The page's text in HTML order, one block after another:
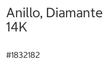
Anillo,
14K
#1832182